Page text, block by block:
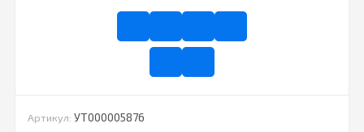
Артикул: УТ000005876